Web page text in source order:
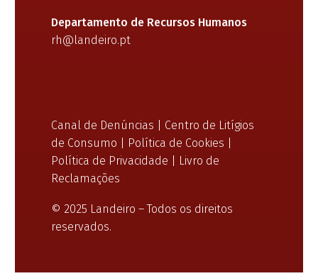
Departamento de Recursos Humanos
rh@landeiro.pt
Canal de Denúncias
Centro de Litígios
de Consumo
Política de Cookies
Política de Privacidade
Livro de
Reclamações
© 2025 Landeiro – Todos os direitos
reservados.